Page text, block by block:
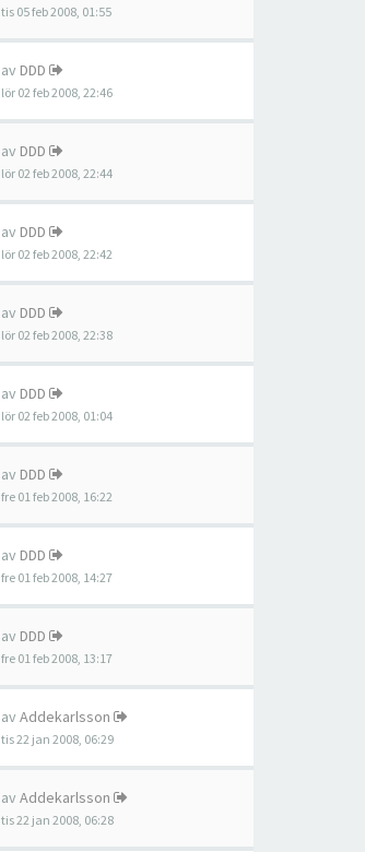
tis 05 feb 2008, 01:55
av DDD
lör 02 feb 2008, 22:46
av DDD
lör 02 feb 2008, 22:44
av DDD
lör 02 feb 2008, 22:42
av DDD
lör 02 feb 2008, 22:38
av DDD
lör 02 feb 2008, 01:04
av DDD
fre 01 feb 2008, 16:22
av DDD
fre 01 feb 2008, 14:27
av DDD
fre 01 feb 2008, 13:17
av Addekarlsson
tis 22 jan 2008, 06:29
av Addekarlsson
tis 22 jan 2008, 06:28